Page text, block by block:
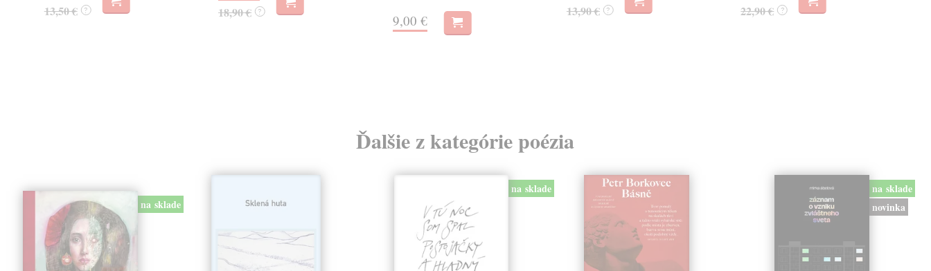
13,50 € ? 18,90 € ? 9,00 €
13,90 € ? 22,90 € ?
Ďalšie z kategórie poézia
na sklade
na sklade
na sklade
novinka